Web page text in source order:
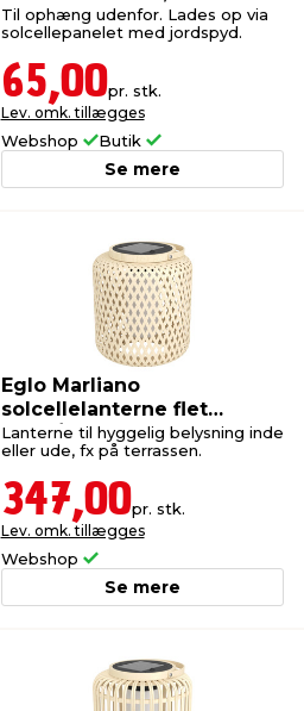
Garden®
Til ophæng udenfor. Lades op via
solcellepanelet med jordspyd.
65,00pr. stk.
Lev. omk. tillægges
Webshop Butik
Se mere
Eglo Marliano
solcellelanterne flet
natur/hvid
Lanterne til hyggelig belysning inde
eller ude, fx på terrassen.
347,00pr. stk.
Lev. omk. tillægges
Webshop
Se mere